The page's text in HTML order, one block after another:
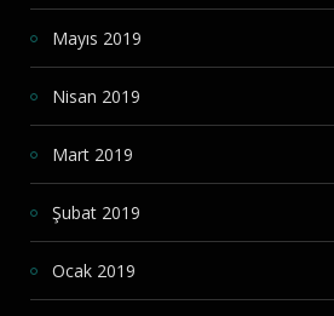
Mayıs 2019
Nisan 2019
Mart 2019
Şubat 2019
Ocak 2019